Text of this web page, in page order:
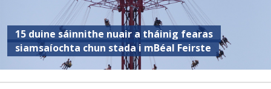
15 duine sáinnithe nuair a tháinig fearas
siamsaíochta chun stada i mBéal Feirste